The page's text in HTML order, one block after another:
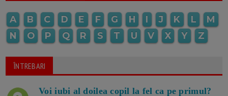
A B C D E F G H I J K L
M
N
O P Q R S T U V X Y Z
ÎNTREBARI
Voi iubi al doilea copil la fel ca pe primul?